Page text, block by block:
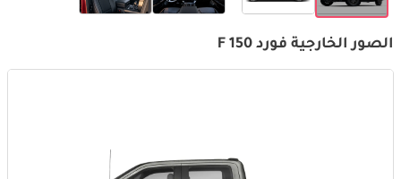
الصور الخارجية فورد F 150